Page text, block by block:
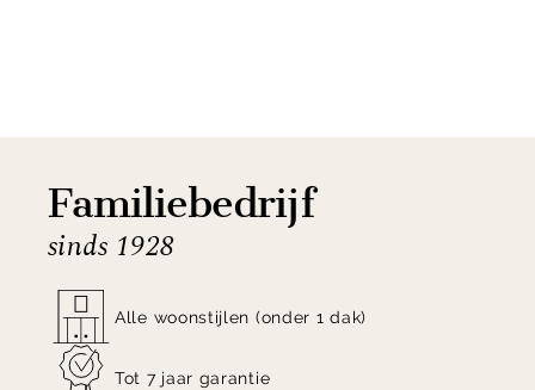
Shop tafellamp Kalahari an Good&Mojo nu direct
online of kom langs in onze woonwinkels!
Familiebedrijf
sinds 1928
Alle woonstijlen (onder 1 dak)
Tot 7 jaar garantie